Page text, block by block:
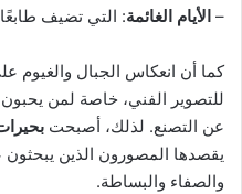
– الأيام الغائمة: التي تضيف
كما أن انعكاس الجبال والغيوم
للتصوير الفني، خاصة لمن يحبون
عن التصنع. لذلك، أصبحت
يقصدها المصورون الذين
والصفاء والبساطة.